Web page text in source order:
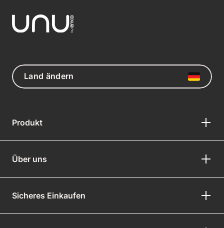
Land ändern
Produkt
Über uns
Sicheres Einkaufen